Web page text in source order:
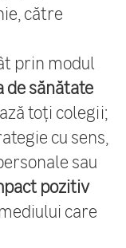
către
prin modul
de sănătate
toți colegii;
cu sens,
sau
pozitiv
care